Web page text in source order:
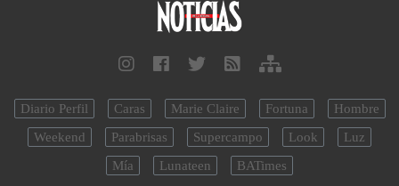
Diario Perfil Caras Marie Claire Fortuna
Hombre
Weekend
Parabrisas Supercampo Look
Luz
Mía
Lunateen BATimes